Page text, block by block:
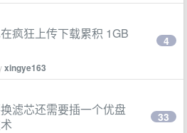
疯狂上传下载累积 1GB
xingye163
4
滤芯还需要插一个优盘
33